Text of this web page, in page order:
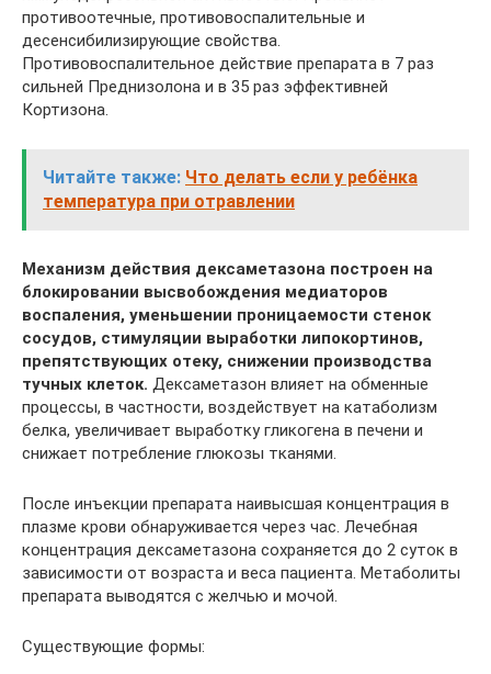
противоотечные, противовоспалительные и
десенсибилизирующие свойства.
Противовоспалительное действие препарата в 7 раз
сильней Преднизолона и в 35 раз эффективней
Кортизона.
Читайте также: Что делать если у ребёнка
температура при отравлении
Механизм действия дексаметазона построен на
блокировании высвобождения медиаторов
воспаления, уменьшении проницаемости стенок
сосудов, стимуляции выработки липокортинов,
препятствующих отеку, снижении производства
тучных клеток. Дексаметазон влияет на обменные
процессы, в частности, воздействует на катаболизм
белка, увеличивает выработку гликогена в печени и
снижает потребление глюкозы тканями.
После инъекции препарата наивысшая концентрация в
плазме крови обнаруживается через час. Лечебная
концентрация дексаметазона сохраняется до 2 суток в
зависимости от возраста и веса пациента. Метаболиты
препарата выводятся с желчью и мочой.
Существующие формы: